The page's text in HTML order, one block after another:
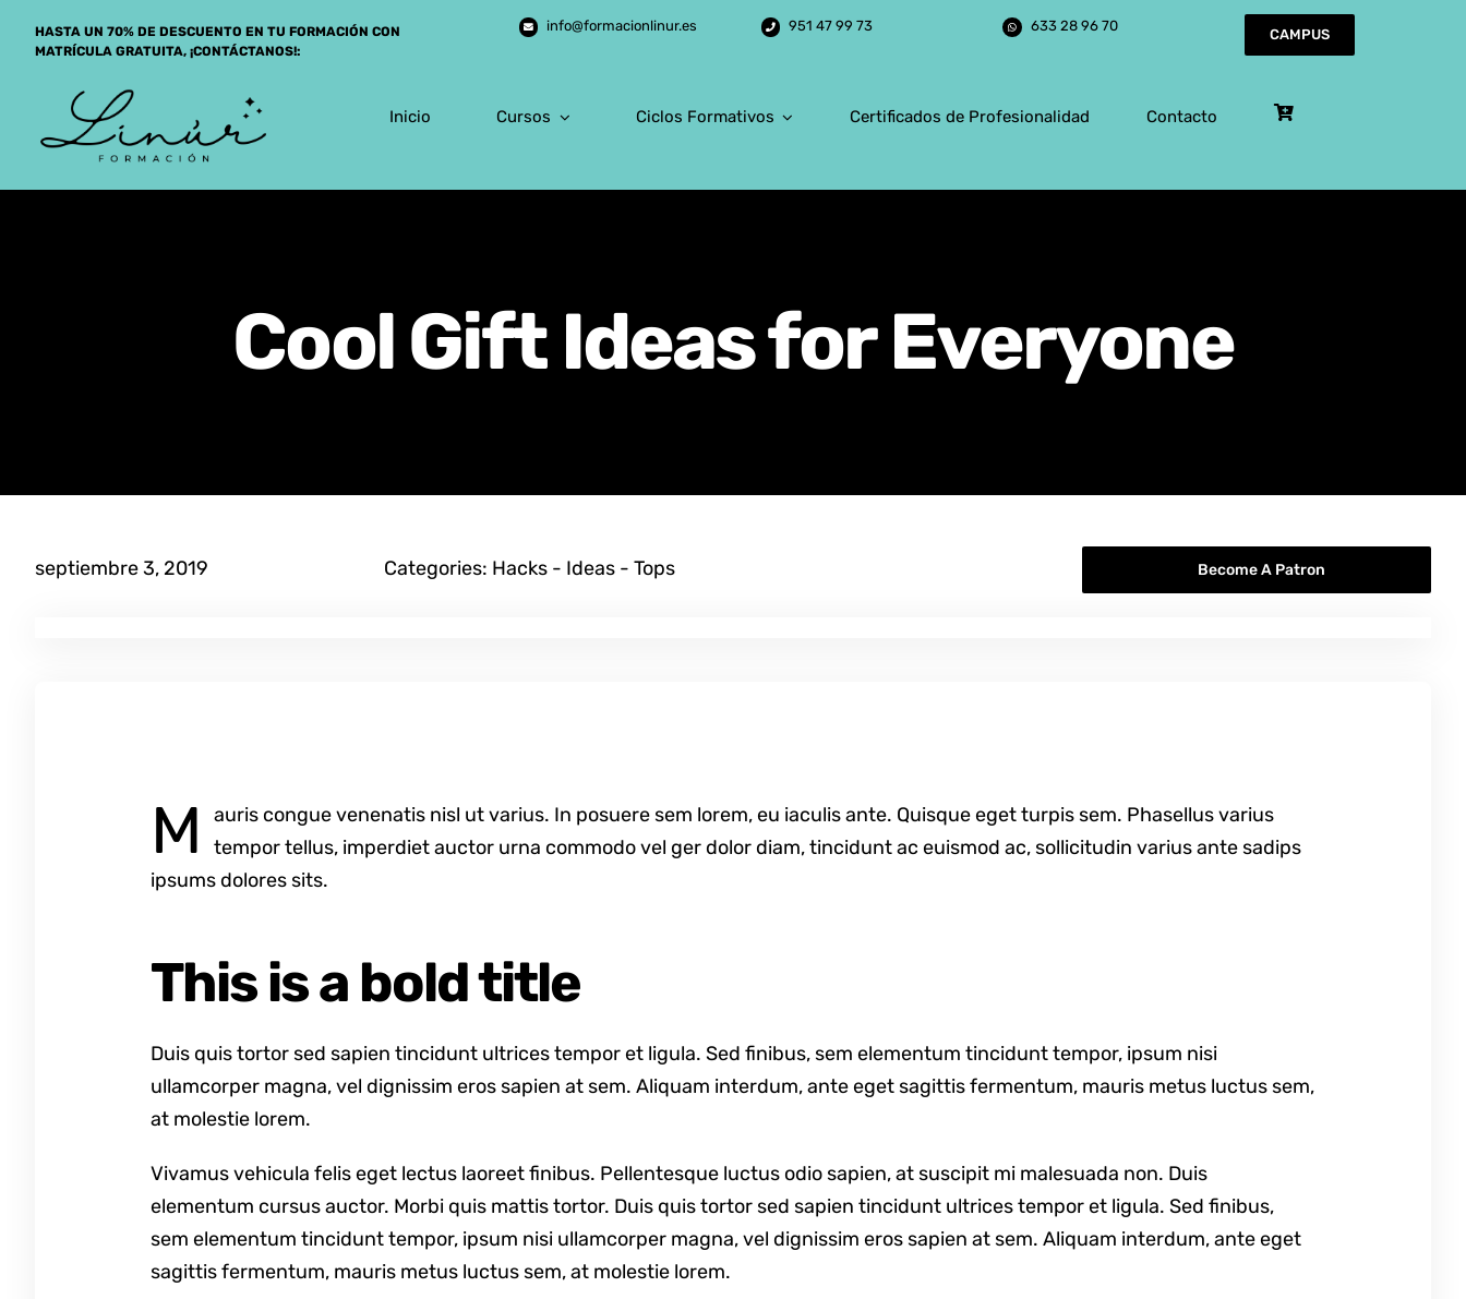
HASTA UN 70% DE DESCUENTO EN TU FORMACIÓN CON
MATRÍCULA GRATUITA, ¡CONTÁCTANOS!:
info@formacionlinur.es 951 47 99 73 633 28 96 70
CAMPUS
Inicio Cursos Ciclos Formativos Certificados de Profesionalidad Contacto
Cool Gift Ideas for Everyone
septiembre 3, 2019 Categories: Hacks - Ideas - Tops Become A Patron
M
auris congue venenatis nisl ut varius. In posuere sem lorem, eu iaculis ante. Quisque eget turpis sem. Phasellus varius
tempor tellus, imperdiet auctor urna commodo vel ger dolor diam, tincidunt ac euismod ac, sollicitudin varius ante sadips
ipsums dolores sits.
This is a bold title
Duis quis tortor sed sapien tincidunt ultrices tempor et ligula. Sed finibus, sem elementum tincidunt tempor, ipsum nisi
ullamcorper magna, vel dignissim eros sapien at sem. Aliquam interdum, ante eget sagittis fermentum, mauris metus luctus sem,
at molestie lorem.
Vivamus vehicula felis eget lectus laoreet finibus. Pellentesque luctus odio sapien, at suscipit mi malesuada non. Duis
elementum cursus auctor. Morbi quis mattis tortor. Duis quis tortor sed sapien tincidunt ultrices tempor et ligula. Sed finibus,
sem elementum tincidunt tempor, ipsum nisi ullamcorper magna, vel dignissim eros sapien at sem. Aliquam interdum, ante eget
sagittis fermentum, mauris metus luctus sem, at molestie lorem.